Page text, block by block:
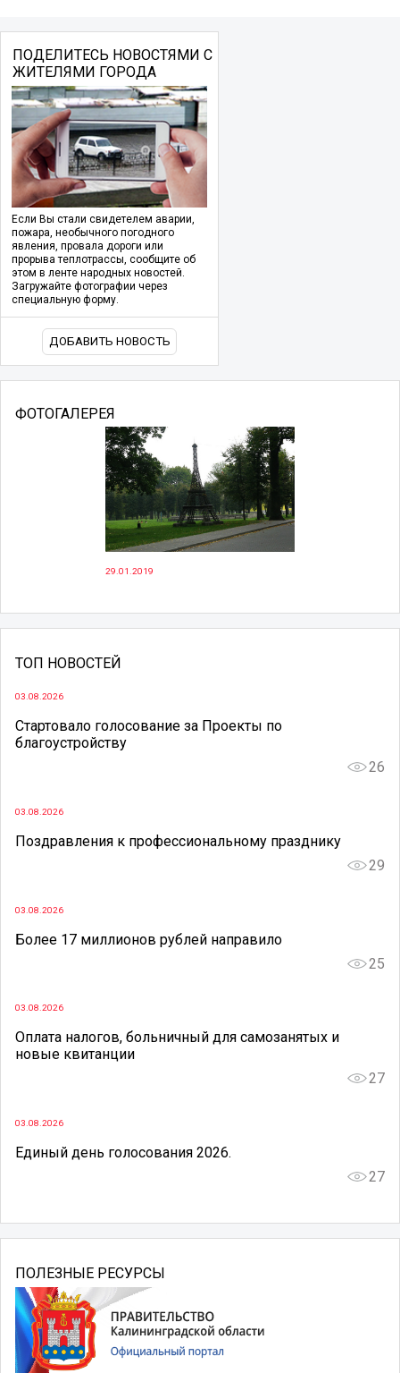
ПОДЕЛИТЕСЬ НОВОСТЯМИ С
ЖИТЕЛЯМИ ГОРОДА
Если Вы стали свидетелем аварии,
пожара, необычного погодного
явления, провала дороги или
прорыва теплотрассы, сообщите об
этом в ленте народных новостей.
Загружайте фотографии через
специальную форму.
ДОБАВИТЬ НОВОСТЬ
ФОТОГАЛЕРЕЯ
29.01.2019
ТОП НОВОСТЕЙ
03.08.2026
Стартовало голосование за Проекты по
благоустройству
26
03.08.2026
Поздравления к профессиональному празднику
29
03.08.2026
Более 17 миллионов рублей направило
25
03.08.2026
Оплата налогов, больничный для самозанятых и
новые квитанции
27
03.08.2026
Единый день голосования 2026.
27
ПОЛЕЗНЫЕ РЕСУРСЫ